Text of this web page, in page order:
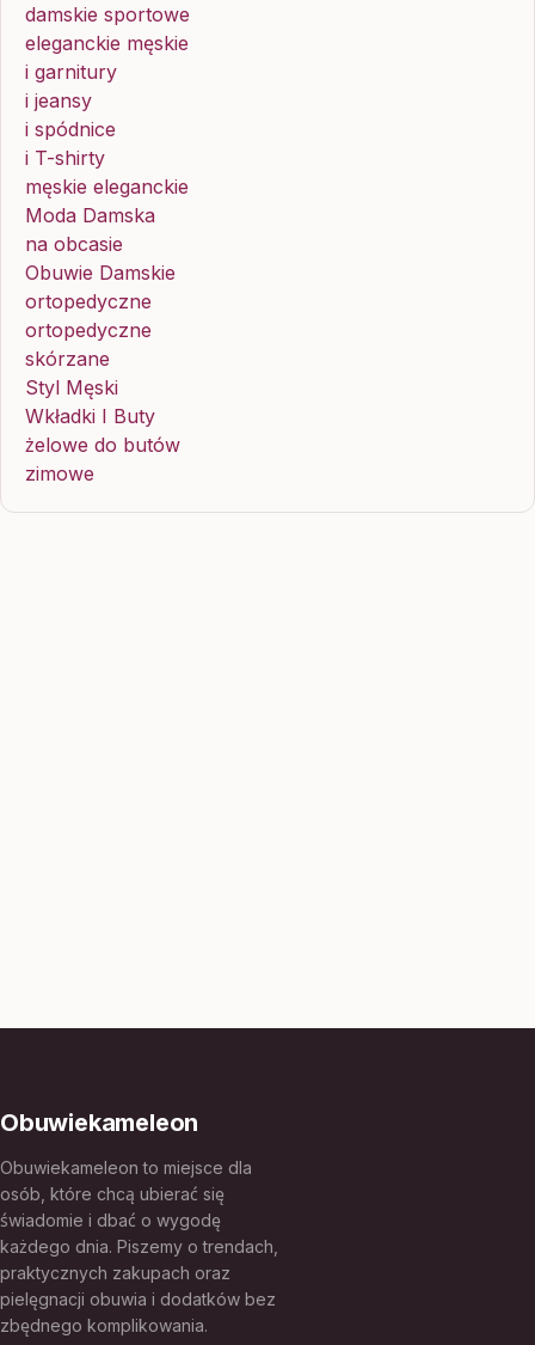
damskie sportowe
eleganckie męskie
i garnitury
i jeansy
i spódnice
i T-shirty
męskie eleganckie
Moda Damska
na obcasie
Obuwie Damskie
ortopedyczne
ortopedyczne
skórzane
Styl Męski
Wkładki I Buty
żelowe do butów
zimowe
Obuwiekameleon
Obuwiekameleon to miejsce dla
osób, które chcą ubierać się
świadomie i dbać o wygodę
każdego dnia. Piszemy o trendach,
praktycznych zakupach oraz
pielęgnacji obuwia i dodatków bez
zbędnego komplikowania.